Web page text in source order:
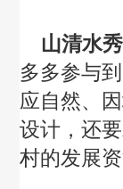
山清水
多多参与
应自然、
设计，还
村的发展